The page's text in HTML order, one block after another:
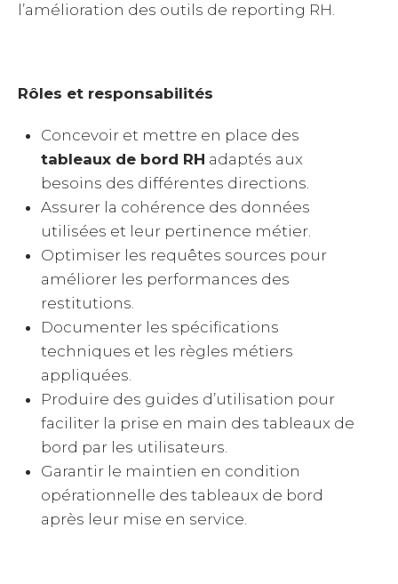
l’amélioration des outils de reporting RH.
Rôles et responsabilités
Concevoir et mettre en place des
tableaux de bord RH adaptés aux
besoins des différentes directions.
Assurer la cohérence des données
utilisées et leur pertinence métier.
Optimiser les requêtes sources pour
améliorer les performances des
restitutions.
Documenter les spécifications
techniques et les règles métiers
appliquées.
Produire des guides d’utilisation pour
faciliter la prise en main des tableaux de
bord par les utilisateurs.
Garantir le maintien en condition
opérationnelle des tableaux de bord
après leur mise en service.